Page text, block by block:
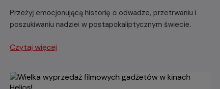
Przeżyj emocjonującą historię o odwadze, przetrwaniu i
poszukiwaniu nadziei w postapokaliptycznym świecie.
Czytaj więcej